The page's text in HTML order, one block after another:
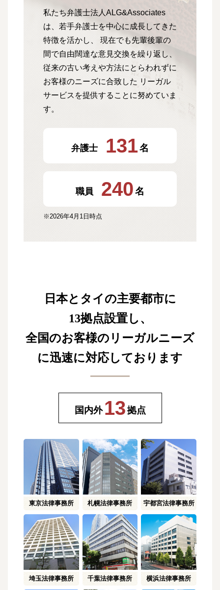
私たち弁護士法人ALG&Associates
は、 若手弁護士を中心に成長してきた
特徴を活かし、
現在でも先輩後輩の
間で自由闊達な意見交換を繰り返し、
従来の古い考えや方法にとらわれずに
お客様のニーズに合致した リーガル
サービスを提供することに努めていま
す。
弁護士 131名
職員 240名
※2026年4月1日時点
日本とタイの主要都市に
13拠点設置し、
全国のお客様のリーガルニーズ
に迅速に対応しております
国内外 13拠点
東京法律事務所 札幌法律事務所 宇都宮法律事務所
埼玉法律事務所 千葉法律事務所 横浜法律事務所